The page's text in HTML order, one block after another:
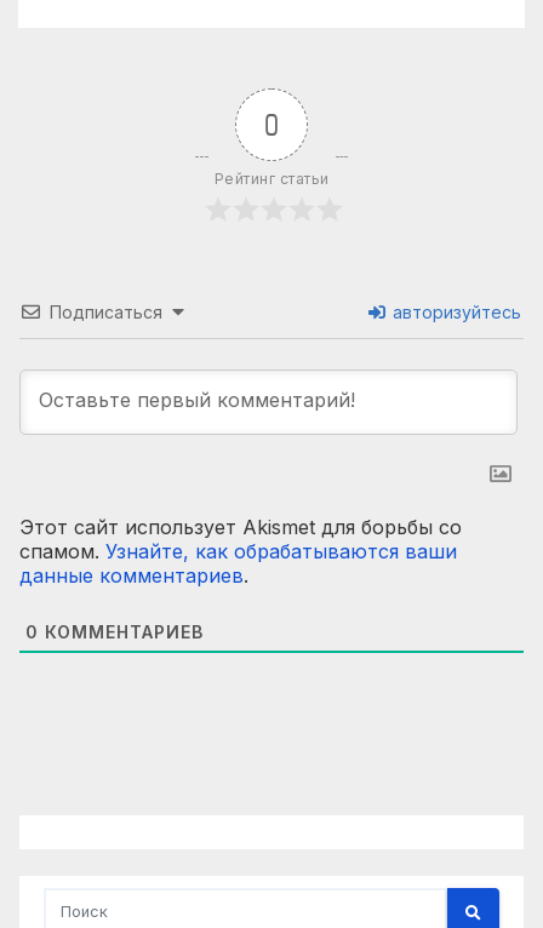
0
Рейтинг статьи
Подписаться авторизуйтесь
Этот сайт использует Akismet для борьбы со
спамом. Узнайте, как обрабатываются ваши
данные комментариев.
0 КОММЕНТАРИЕВ